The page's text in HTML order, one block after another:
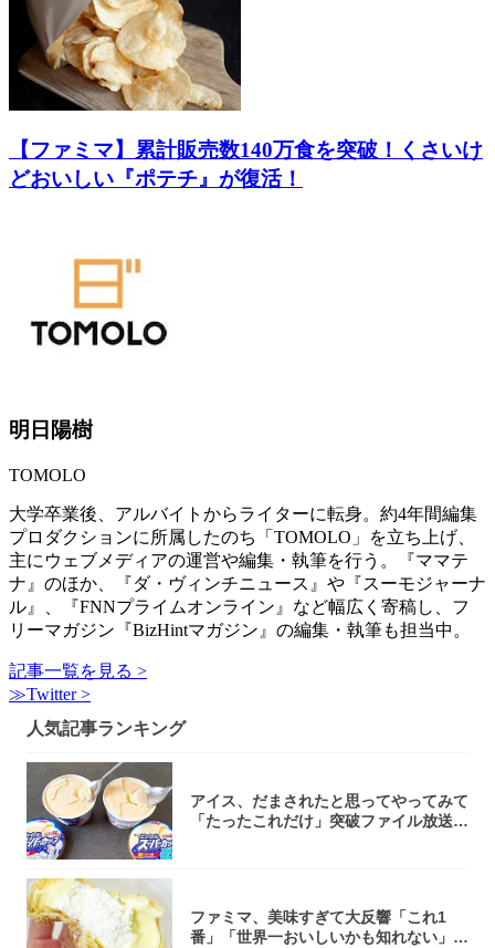
【ファミマ】累計販売数140万食を突破！くさいけ
どおいしい『ポテチ』が復活！
明日陽樹
TOMOLO
大学卒業後、アルバイトからライターに転身。約4年間編集
プロダクションに所属したのち「TOMOLO」を立ち上げ、
主にウェブメディアの運営や編集・執筆を行う。『ママテ
ナ』のほか、『ダ・ヴィンチニュース』や『スーモジャーナ
ル』、『FNNプライムオンライン』など幅広く寄稿し、フ
リーマガジン『BizHintマガジン』の編集・執筆も担当中。
記事一覧を見る >
≫Twitter >
人気記事ランキング
アイス、だまされたと思ってやってみて
「たったこれだけ」突破ファイル放送で
ファミマ、美味すぎて大反響「これ1
番」「世界一おいしいかも知れない」